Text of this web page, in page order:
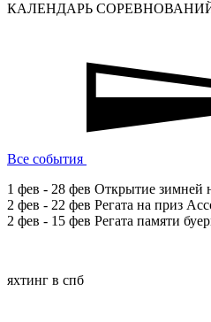
КАЛЕНДАРЬ
Все события
1 фев - 28 фев Открытие зимней
2 фев - 22 фев Регата на приз
2 фев - 15 фев Регата памяти
яхтинг в спб